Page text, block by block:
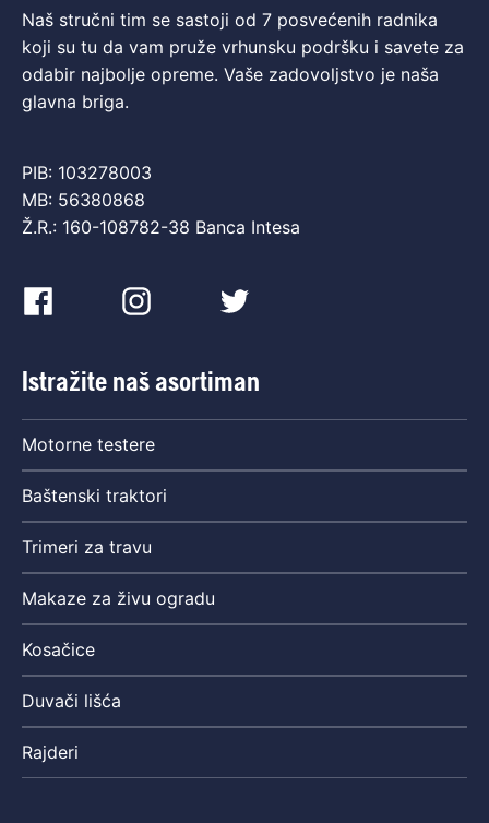
Naš stručni tim se sastoji od 7 posvećenih radnika
koji su tu da vam pruže vrhunsku podršku i savete za
odabir najbolje opreme. Vaše zadovoljstvo je naša
glavna briga.
PIB: 103278003
MB: 56380868
Ž.R.: 160-108782-38 Banca Intesa
Istražite naš asortiman
Motorne testere
Baštenski traktori
Trimeri za travu
Makaze za živu ogradu
Kosačice
Duvači lišća
Rajderi